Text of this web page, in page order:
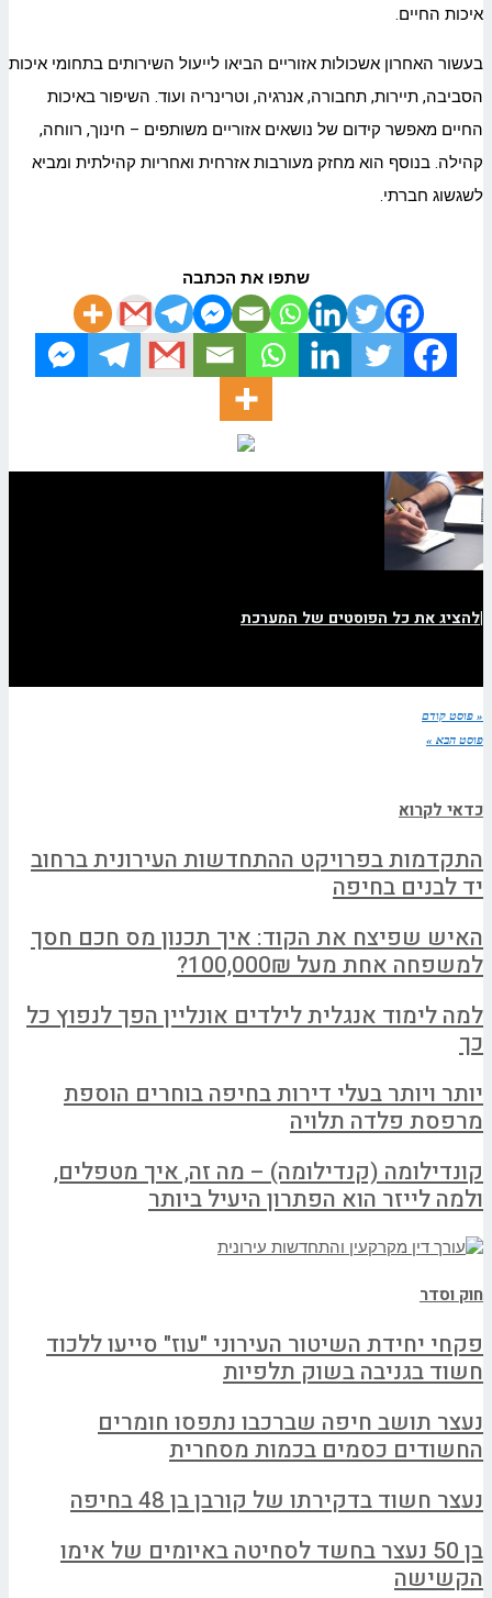
איכות החיים.
בעשור האחרון אשכולות אזוריים הביאו לייעול השירותים בתחומי איכות
הסביבה, תיירות, תחבורה, אנרגיה, וטרינריה ועוד. השיפור באיכות
החיים מאפשר קידום של נושאים אזוריים משותפים – חינוך, רווחה,
קהילה. בנוסף הוא מחזק מעורבות אזרחית ואחריות קהילתית ומביא
לשגשוג חברתי.
שתפו את הכתבה
|להציג את כל הפוסטים של המערכת
« פוסט קודם
פוסט הבא »
כדאי לקרוא
התקדמות בפרויקט ההתחדשות העירונית ברחוב
יד לבנים בחיפה
האיש שפיצח את הקוד: איך תכנון מס חכם חסך
למשפחה אחת מעל 100,000₪?
למה לימוד אנגלית לילדים אונליין הפך לנפוץ כל
כך
יותר ויותר בעלי דירות בחיפה בוחרים הוספת
מרפסת פלדה תלויה
קונדילומה (קנדילומה) – מה זה, איך מטפלים,
ולמה לייזר הוא הפתרון היעיל ביותר
חוק וסדר
פקחי יחידת השיטור העירוני "עוז" סייעו ללכוד
חשוד בגניבה בשוק תלפיות
נעצר תושב חיפה שברכבו נתפסו חומרים
החשודים כסמים בכמות מסחרית
נעצר חשוד בדקירתו של קורבן בן 48 בחיפה
בן 50 נעצר בחשד לסחיטה באיומים של אימו
הקשישה